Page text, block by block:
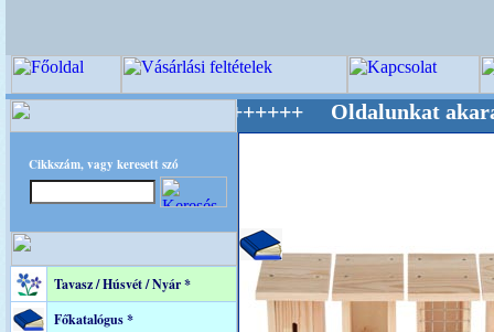
Cikkszám, vagy keresett szó
Tavasz / Húsvét / Nyár *
Főkatalógus *
Mestere! +++++++ Oldalunkat akarattal